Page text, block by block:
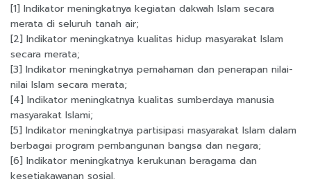
[1] Indikator meningkatnya kegiatan dakwah Islam secara
merata di seluruh tanah air;
[2] Indikator meningkatnya kualitas hidup masyarakat Islam
secara merata;
[3] Indikator meningkatnya pemahaman dan penerapan nilai-
nilai Islam secara merata;
[4] Indikator meningkatnya kualitas sumberdaya manusia
masyarakat Islami;
[5] Indikator meningkatnya partisipasi masyarakat Islam dalam
berbagai program pembangunan bangsa dan negara;
[6] Indikator meningkatnya kerukunan beragama dan
kesetiakawanan sosial.